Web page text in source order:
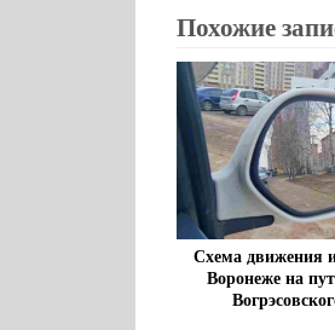
Похожие
Схема движения
Воронеже на